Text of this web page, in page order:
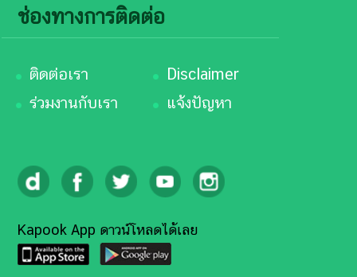
ช่องทางการติดต่อ
ติดต่อเรา
Disclaimer
ร่วมงานกับเรา
แจ้งปัญหา
Kapook App ดาวน์โหลดได้เลย